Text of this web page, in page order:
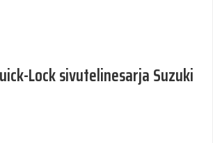
Lock sivutelinesarja Suzuki